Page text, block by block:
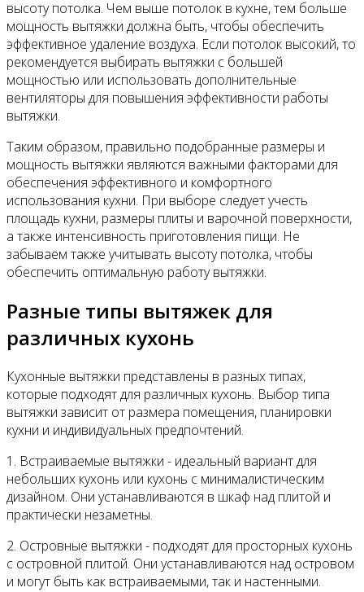
высоту потолка. Чем выше потолок в кухне, тем больше
мощность вытяжки должна быть, чтобы обеспечить
эффективное удаление воздуха. Если потолок высокий, то
рекомендуется выбирать вытяжки с большей
мощностью или использовать дополнительные
вентиляторы для повышения эффективности работы
вытяжки.
Таким образом, правильно подобранные размеры и
мощность вытяжки являются важными факторами для
обеспечения эффективного и комфортного
использования кухни. При выборе следует учесть
площадь кухни, размеры плиты и варочной поверхности,
а также интенсивность приготовления пищи. Не
забываем также учитывать высоту потолка, чтобы
обеспечить оптимальную работу вытяжки.
Разные типы вытяжек для
различных кухонь
Кухонные вытяжки представлены в разных типах,
которые подходят для различных кухонь. Выбор типа
вытяжки зависит от размера помещения, планировки
кухни и индивидуальных предпочтений.
1. Встраиваемые вытяжки - идеальный вариант для
небольших кухонь или кухонь с минималистическим
дизайном. Они устанавливаются в шкаф над плитой и
практически незаметны.
2. Островные вытяжки - подходят для просторных кухонь
с островной плитой. Они устанавливаются над островом
и могут быть как встраиваемыми, так и настенными.